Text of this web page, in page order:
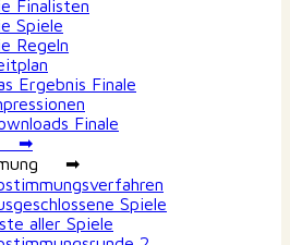
Finalisten
Spiele
Regeln
Ergebnis Finale
Finale
➡
➡
Spiele
aller Spiele